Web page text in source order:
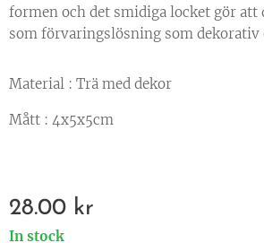
formen och det smidiga locket gör att
som förvaringslösning som dekorativ
Material : Trä med dekor
Mått : 4x5x5cm
28.00 kr
In stock